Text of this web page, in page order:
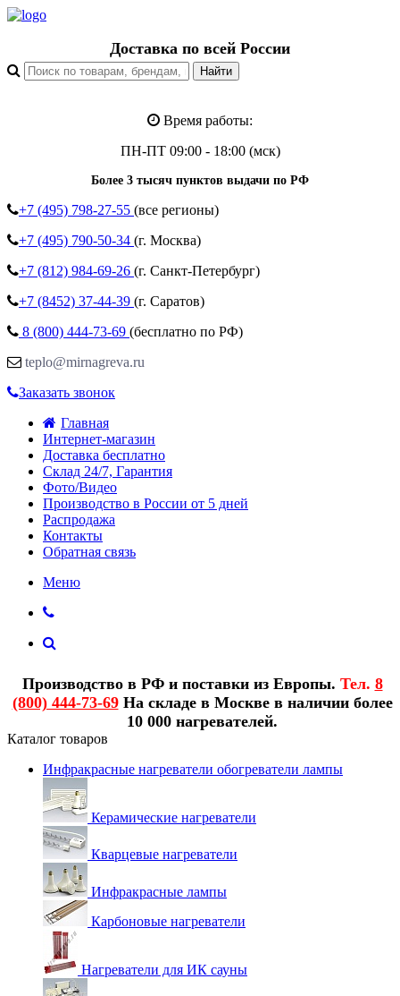
Доставка по всей России
Время работы:
ПН-ПТ 09:00 - 18:00 (мск)
Более 3 тысяч пунктов выдачи по РФ
+7 (495) 798-27-55 (все регионы)
+7 (495) 790-50-34 (г. Москва)
+7 (812) 984-69-26 (г. Санкт-Петербург)
+7 (8452) 37-44-39 (г. Саратов)
8 (800) 444-73-69 (бесплатно по РФ)
teplo@mirnagreva.ru
Заказать звонок
Главная
Интернет-магазин
Доставка бесплатно
Склад 24/7, Гарантия
Фото/Видео
Производство в России от 5 дней
Распродажа
Контакты
Обратная связь
Меню
Производство в РФ и поставки из Европы. Тел. 8
(800) 444-73-69На складе в Москве в наличии более
10 000 нагревателей.
Каталог товаров
Инфракрасные нагреватели обогреватели лампы
Керамические нагреватели
Кварцевые нагреватели
Инфракрасные лампы
Карбоновые нагреватели
Нагреватели для ИК сауны